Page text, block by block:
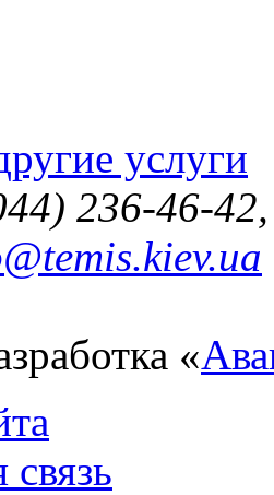
услуги
236-46-
«